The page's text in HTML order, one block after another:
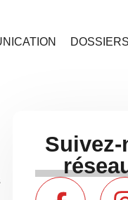
DOSSIERS